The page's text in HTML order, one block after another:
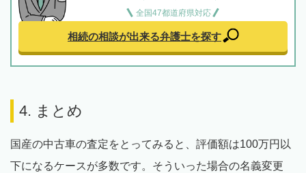
全国47都道府県対応
相続の相談が出来る弁護士を探す
4. まとめ
国産の中古車の査定をとってみると、評価額は100万円以
下になるケースが多数です。そういった場合の名義変更